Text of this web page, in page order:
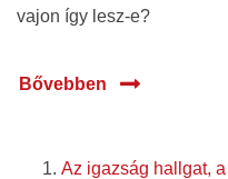
vajon így lesz-e?
Bővebben
Az igazság hallgat,